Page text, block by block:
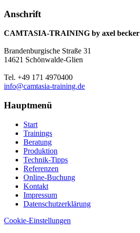
Anschrift
CAMTASIA-TRAINING by axel becker
Brandenburgische Straße 31
14621 Schönwalde-Glien
Tel. +49 171 4970400
info@camtasia-training.de
Hauptmenü
Start
Trainings
Beratung
Produktion
Technik-Tipps
Referenzen
Online-Buchung
Kontakt
Impressum
Datenschutzerklärung
Cookie-Einstellungen